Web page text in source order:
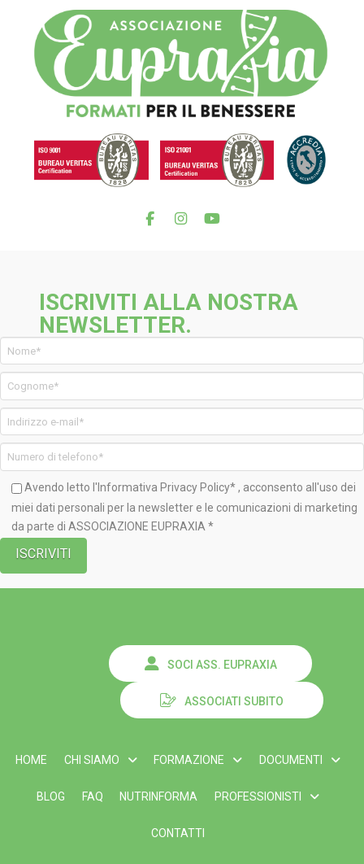
ISCRIVITI ALLA NOSTRA
NEWSLETTER.
Avendo letto l'Informativa Privacy Policy*, acconsento all'uso dei
miei dati personali per la newsletter e le comunicazioni di marketing
da parte di ASSOCIAZIONE EUPRAXIA *
SOCI ASS. EUPRAXIA
ASSOCIATI SUBITO
HOME CHI SIAMO FORMAZIONE DOCUMENTI
BLOG FAQ NUTRINFORMA PROFESSIONISTI
CONTATTI